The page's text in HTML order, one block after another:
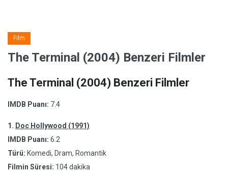
Film
The Terminal (2004) Benzeri Filmler
The Terminal (2004) Benzeri Filmler
IMDB Puanı: 7.4
1. Doc Hollywood (1991)
IMDB Puanı: 6.2
Türü: Komedi, Dram, Romantik
Filmin Süresi: 104 dakika